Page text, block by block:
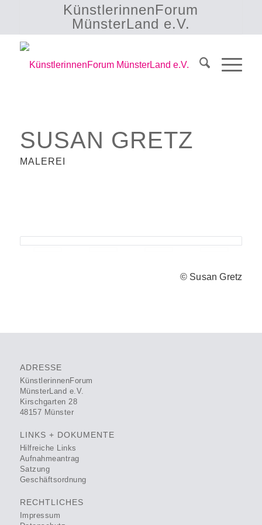
KünstlerinnenForum
MünsterLand e.V.
SUSAN GRETZ
MALEREI
© Susan Gretz
ADRESSE
KünstlerinnenForum
MünsterLand e.V.
Kirschgarten 28
48157 Münster
LINKS + DOKUMENTE
Hilfreiche Links
Aufnahmeantrag
Satzung
Geschäftsordnung
RECHTLICHES
Impressum